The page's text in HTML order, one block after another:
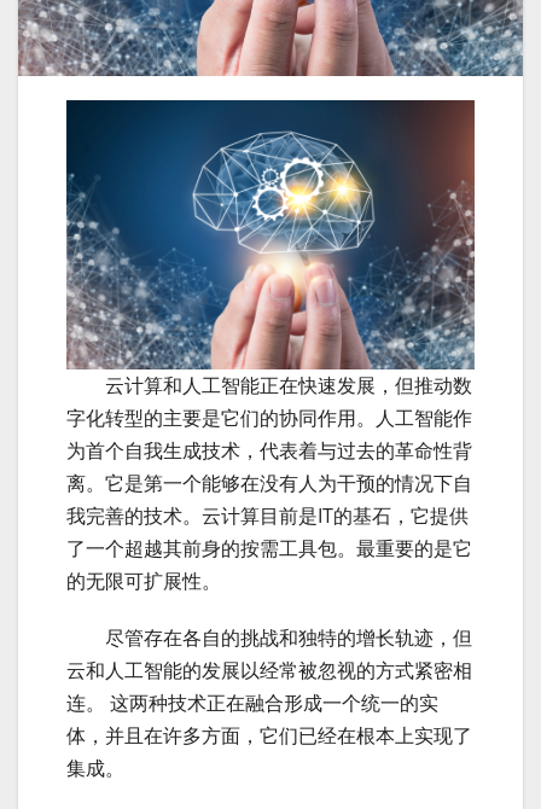
云计算和人工智能正在快速发展，但推动数
字化转型的主要是它们的协同作用。人工智能作
为首个自我生成技术，代表着与过去的革命性背
离。它是第一个能够在没有人为干预的情况下自
我完善的技术。云计算目前是IT的基石，它提供
了一个超越其前身的按需工具包。最重要的是它
的无限可扩展性。
尽管存在各自的挑战和独特的增长轨迹，但
云和人工智能的发展以经常被忽视的方式紧密相
连。 这两种技术正在融合形成一个统一的实
体，并且在许多方面，它们已经在根本上实现了
集成。